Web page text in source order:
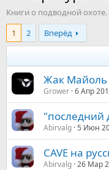
Книги о подводной
1
2 Вперёд
Жак Майоль
Grower 6 Апр
Abirvalg 5 Июн
CAVE на
Abirvalg 26 Мар